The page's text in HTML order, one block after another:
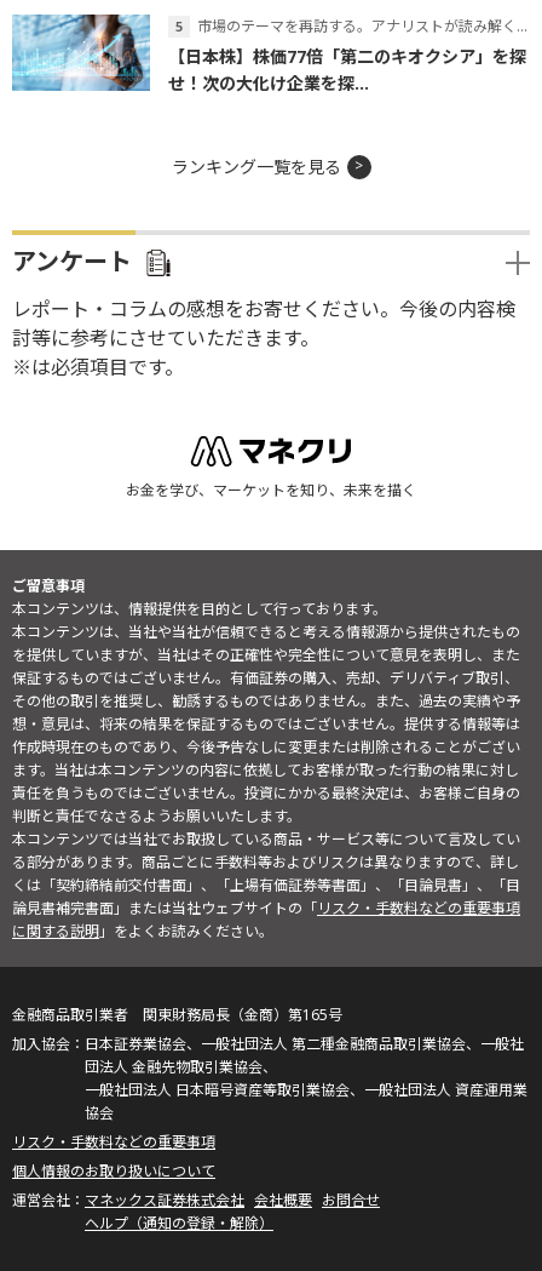
市場のテーマを再訪する。アナリストが読み解くテーマの本質
【日本株】株価77倍「第二のキオクシア」を探
せ！次の大化け企業を探...
ランキング一覧を見る
アンケート
レポート・コラムの感想をお寄せください。今後の内容検
討等に参考にさせていただきます。
※は必須項目です。
お金を学び、マーケットを知り、未来を描く
ご留意事項
本コンテンツは、情報提供を目的として行っております。
本コンテンツは、当社や当社が信頼できると考える情報源から提供されたもの
を提供していますが、当社はその正確性や完全性について意見を表明し、また
保証するものではございません。有価証券の購入、売却、デリバティブ取引、
その他の取引を推奨し、勧誘するものではありません。また、過去の実績や予
想・意見は、将来の結果を保証するものではございません。提供する情報等は
作成時現在のものであり、今後予告なしに変更または削除されることがござい
ます。当社は本コンテンツの内容に依拠してお客様が取った行動の結果に対し
責任を負うものではございません。投資にかかる最終決定は、お客様ご自身の
判断と責任でなさるようお願いいたします。
本コンテンツでは当社でお取扱している商品・サービス等について言及してい
る部分があります。商品ごとに手数料等およびリスクは異なりますので、詳し
くは「契約締結前交付書面」、「上場有価証券等書面」、「目論見書」、「目
論見書補完書面」または当社ウェブサイトの「リスク・手数料などの重要事項
に関する説明」をよくお読みください。
金融商品取引業者 関東財務局長（金商）第165号
日本証券業協会、一般社団法人 第二種金融商品取引業協会、一般社
団法人 金融先物取引業協会、
一般社団法人 日本暗号資産等取引業協会、一般社団法人 資産運用業
協会
リスク・手数料などの重要事項
個人情報のお取り扱いについて
マネックス証券株式会社 会社概要 お問合せ
ヘルプ（通知の登録・解除）